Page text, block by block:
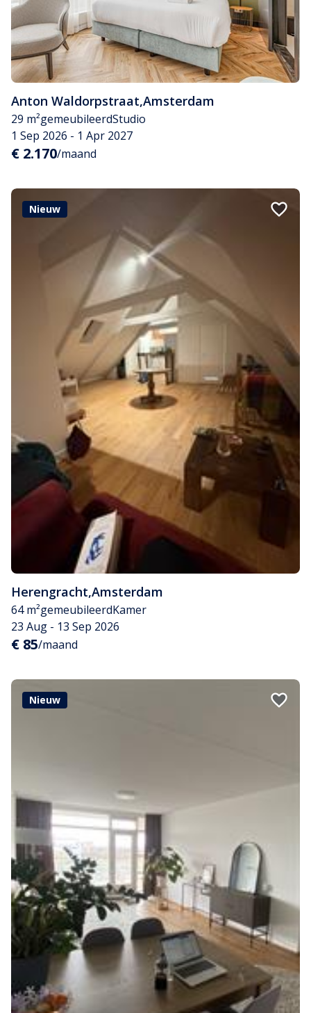
Anton Waldorpstraat,Amsterdam
29 m²gemeubileerdStudio
1 Sep 2026 - 1 Apr 2027
€ 2.170/maand
Nieuw
Herengracht,Amsterdam
64 m²gemeubileerdKamer
23 Aug - 13 Sep 2026
€ 85/maand
Nieuw